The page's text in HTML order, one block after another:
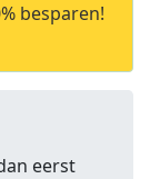
besparen!
eerst